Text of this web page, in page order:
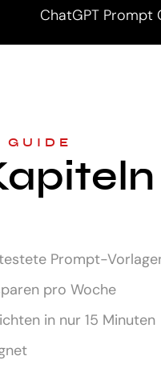
ChatGPT Prompt
GUIDE
Prompt-
pro Woche
in nur 15 Minuten